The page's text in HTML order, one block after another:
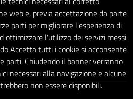
web e, previa accettazione da parte
parti per migliorare l'esperienza di
ottimizzare l'utilizzo dei servizi messi
Accetta tutti i cookie si acconsente
parti. Chiudendo il banner verranno
necessari alla navigazione e alcune
non essere disponibili.